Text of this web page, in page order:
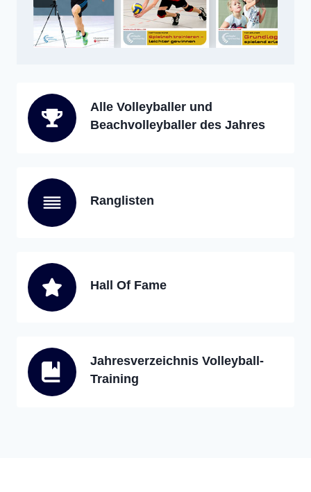
Alle Volleyballer und
Beachvolleyballer des Jahres
Ranglisten
Hall Of Fame
Jahresverzeichnis Volleyball-
Training